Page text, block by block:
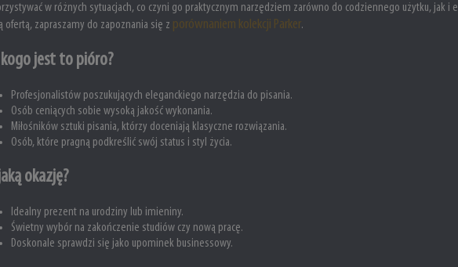
w różnych sytuacjach, co czyni go praktycznym narzędziem zarówno do codziennego użytku, jak i
ofertą, zapraszamy do zapoznania się z porównaniem kolekcji Parker.
kogo jest to pióro?
Profesjonalistów poszukujących eleganckiego narzędzia do pisania.
Osób ceniących sobie wysoką jakość wykonania.
Miłośników sztuki pisania, którzy doceniają klasyczne rozwiązania.
Osób, które pragną podkreślić swój status i styl życia.
okazję?
Idealny prezent na urodziny lub imieniny.
Świetny wybór na zakończenie studiów czy nową pracę.
Doskonale sprawdzi się jako upominek businessowy.